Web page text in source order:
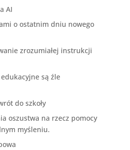
AI
o ostatnim dniu nowego
zrozumiałej instrukcji
są źle
do szkoły
oszustwa na rzecz pomocy
myśleniu.